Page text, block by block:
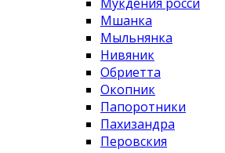
Мшанка
Мыльнянка
Нивяник
Обриетта
Окопник
Папоротники
Пахизандра
Перовския